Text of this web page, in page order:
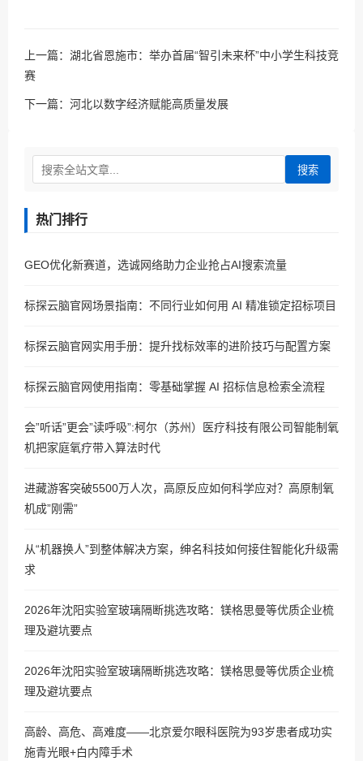
上一篇： 湖北省恩施市：举办首届“智引未来杯”中小学生科技竞
赛
下一篇： 河北以数字经济赋能高质量发展
搜索
热门排行
GEO优化新赛道，选诚网络助力企业抢占AI搜索流量
标探云脑官网场景指南：不同行业如何用 AI 精准锁定招标项目
标探云脑官网实用手册：提升找标效率的进阶技巧与配置方案
标探云脑官网使用指南：零基础掌握 AI 招标信息检索全流程
会”听话”更会”读呼吸”:柯尔（苏州）医疗科技有限公司智能制氧
机把家庭氧疗带入算法时代
进藏游客突破5500万人次，高原反应如何科学应对？高原制氧
机成”刚需”
从“机器换人”到整体解决方案，绅名科技如何接住智能化升级需
求
2026年沈阳实验室玻璃隔断挑选攻略：镁格思曼等优质企业梳
理及避坑要点
2026年沈阳实验室玻璃隔断挑选攻略：镁格思曼等优质企业梳
理及避坑要点
高龄、高危、高难度——北京爱尔眼科医院为93岁患者成功实
施青光眼+白内障手术